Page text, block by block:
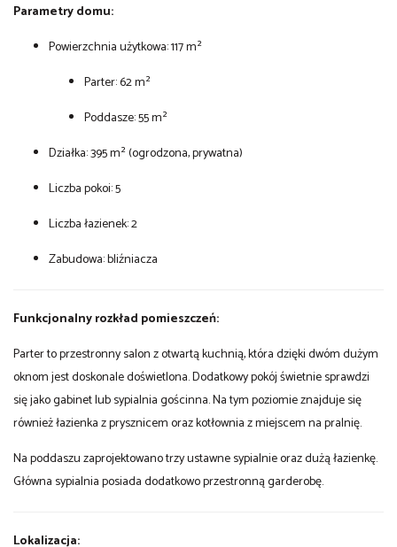
Parametry domu:
Powierzchnia użytkowa: 117 m²
Parter: 62 m²
Poddasze: 55 m²
Działka: 395 m² (ogrodzona, prywatna)
Liczba pokoi: 5
Liczba łazienek: 2
Zabudowa: bliźniacza
Funkcjonalny rozkład pomieszczeń:
Parter to przestronny salon z otwartą kuchnią, która dzięki dwóm dużym
oknom jest doskonale doświetlona. Dodatkowy pokój świetnie sprawdzi
się jako gabinet lub sypialnia gościnna. Na tym poziomie znajduje się
również łazienka z prysznicem oraz kotłownia z miejscem na pralnię.
Na poddaszu zaprojektowano trzy ustawne sypialnie oraz dużą łazienkę.
Główna sypialnia posiada dodatkowo przestronną garderobę.
Lokalizacja: